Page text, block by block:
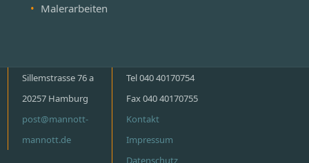
Malerarbeiten
Sillemstrasse 76 a
20257 Hamburg
post@mannott-
mannott.de
Tel 040 40170754
Fax 040 40170755
Kontakt
Impressum
Datenschutz